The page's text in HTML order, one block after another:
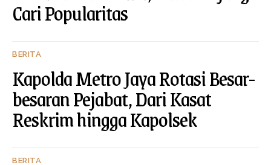
Cari Popularitas
BERITA
Kapolda Metro Jaya Rotasi Besar-
besaran Pejabat, Dari Kasat
Reskrim hingga Kapolsek
BERITA